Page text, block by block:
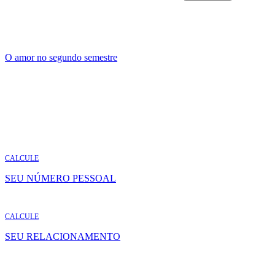
O amor no segundo semestre
CALCULE
SEU NÚMERO PESSOAL
CALCULE
SEU RELACIONAMENTO